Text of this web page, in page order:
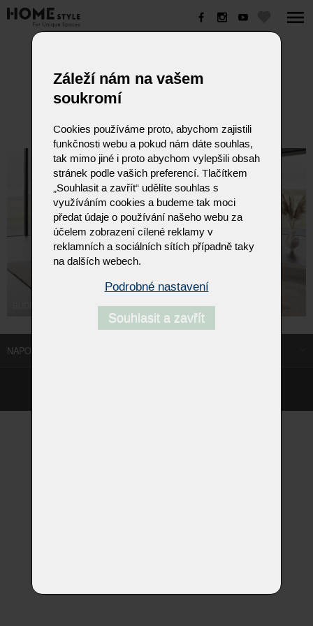
NAPOSLEDY NAVŠTÍVENÉ ODKAZY
Záleží nám na vašem
soukromí
Cookies používáme proto, abychom zajistili
funkčnosti webu a pokud nám dáte souhlas,
tak mimo jiné i proto abychom vylepšili obsah
stránek podle vašich preferencí. Tlačítkem
„Souhlasit a zavřít“ udělíte souhlas s
využíváním cookies a budeme tak moci
předat údaje o používání našeho webu za
účelem zobrazení cílené reklamy v
reklamních a sociálních sítích případně taky
na dalších webech.
Podrobné nastavení
Souhlasit a zavřít